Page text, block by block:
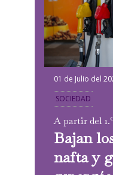
01 de Julio del
SOCIEDAD
A partir del
Bajan
nafta y